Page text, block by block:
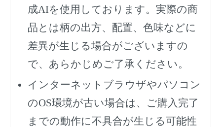
成AIを使用しております。実際の商
品とは柄の出方、配置、色味などに
差異が生じる場合がございますの
で、あらかじめご了承ください。
インターネットブラウザやパソコン
のOS環境が古い場合は、ご購入完了
までの動作に不具合が生じる可能性